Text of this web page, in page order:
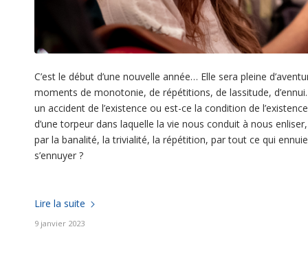
C’est le début d’une nouvelle année… Elle sera pleine
moments de monotonie, de répétitions, de lassitude,
un accident de l’existence ou est-ce la condition de
d’une torpeur dans laquelle la vie nous conduit à nous
par la banalité, la trivialité, la répétition, par tout ce qui
s’ennuyer ?
Lire la suite
9 janvier 2023